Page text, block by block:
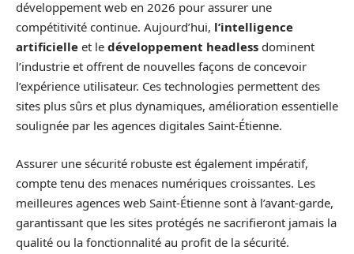
développement web en 2026 pour assurer une
compétitivité continue. Aujourd’hui, l’intelligence
artificielle et le développement headless dominent
l’industrie et offrent de nouvelles façons de concevoir
l’expérience utilisateur. Ces technologies permettent des
sites plus sûrs et plus dynamiques, amélioration essentielle
soulignée par les agences digitales Saint-Étienne.
Assurer une sécurité robuste est également impératif,
compte tenu des menaces numériques croissantes. Les
meilleures agences web Saint-Étienne sont à l’avant-garde,
garantissant que les sites protégés ne sacrifieront jamais la
qualité ou la fonctionnalité au profit de la sécurité.